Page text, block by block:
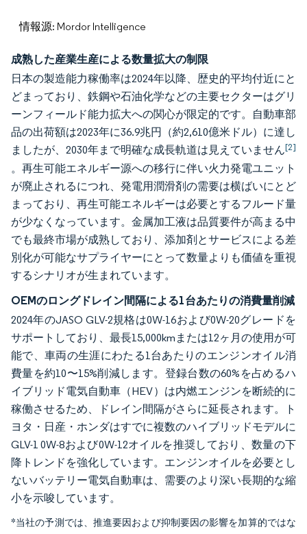
情報源: Mordor Intelligence
成熟した産業生産による数量拡大の制限
日本の製造能力稼働率は2024年以降、歴史的平均付近にと
どまっており、鉄鋼や石油化学などの主要セクターはグリ
ーンフィールド能力拡大への関心が限定的です。自動車部
品の出荷額は2023年に36.9兆円（約2,610億米ドル）に達し
ましたが、2030年まで明確な成長軌道は見えていません[2]
。再生可能エネルギー源への移行に伴い火力発電ユニット
が廃止されるにつれ、発電用潤滑剤の需要は横ばいにとど
まっており、再生可能エネルギーは必要とするフルード量
が少なくなっています。金属加工液は品質要件が高まる中
でも最終市場が成熟しており、添加剤とサービスによる差
別化が可能なサプライヤーにとって数量よりも価値を重視
するシナリオが生まれています。
OEMのロングドレイン間隔による1台あたりの消費量削減
2024年のJASO GLV-2規格は0W-16および0W-20グレードを
サポートしており、最長15,000kmまたは12ヶ月の使用が可
能で、車両の生涯にわたる1台あたりのエンジンオイル消
費量を約10〜15%削減します。登録台数の60%を占めるハ
イブリッド電気自動車（HEV）は内燃エンジンを断続的に
稼働させるため、ドレイン間隔がさらに延長されます。ト
ヨタ・日産・ホンダはすでに複数のハイブリッドモデルに
GLV-1 0W-8および0W-12オイルを推奨しており、数量の下
降トレンドを強化しています。エンジンオイルを必要とし
ないバッテリー電気自動車は、需要のより深い長期的な縮
小を示唆しています。
*当社の予測では、推進要因および抑制要因の影響を加算的ではな